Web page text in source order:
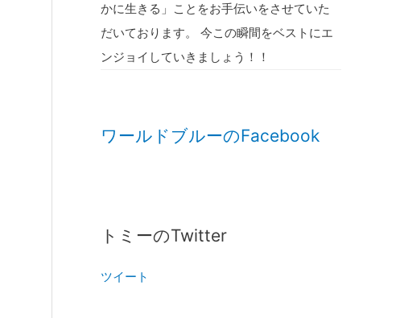
かに生きる」ことをお手伝いをさせていた
だいております。 今この瞬間をベストにエ
ンジョイしていきましょう！！
ワールドブルーのFacebook
トミーのTwitter
ツイート